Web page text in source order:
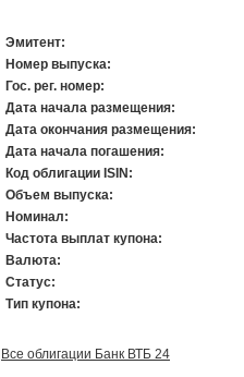
Эмитент:
Номер выпуска:
Гос. рег. номер:
Дата начала размещения:
Дата окончания размещения:
Дата начала погашения:
Код облигации ISIN:
Объем выпуска:
Номинал:
Частота выплат купона:
Валюта:
Статус:
Тип купона:
Все облигации Банк ВТБ 24